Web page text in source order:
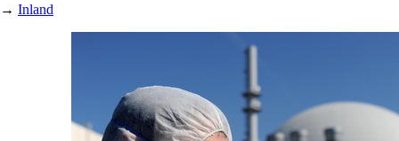
→ Inland